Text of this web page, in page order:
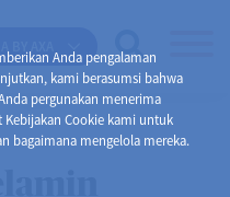
Anda pengalaman
kami berasumsi bahwa
pergunakan menerima
Cookie kami untuk
bagaimana mengelola mereka.